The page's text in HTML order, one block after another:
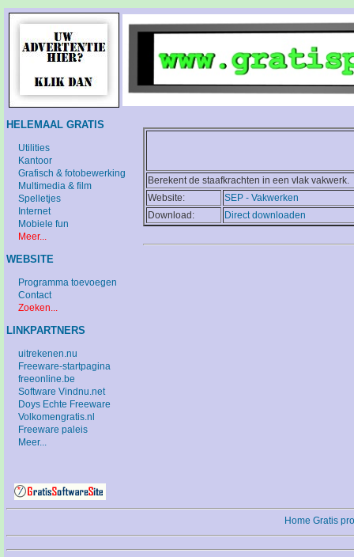
Berekent de staafkrachten in een vlak vakwerk.
Website:
SEP - Vakwerken
Download:
Direct downloaden
HELEMAAL GRATIS
Utilities
Kantoor
Grafisch & fotobewerking
Multimedia & film
Spelletjes
Internet
Mobiele fun
Meer...
WEBSITE
Programma toevoegen
Contact
Zoeken...
LINKPARTNERS
uitrekenen.nu
Freeware-startpagina
freeonline.be
Software Vindnu.net
Doys Echte Freeware
Volkomengratis.nl
Freeware paleis
Meer...
Home Gratis